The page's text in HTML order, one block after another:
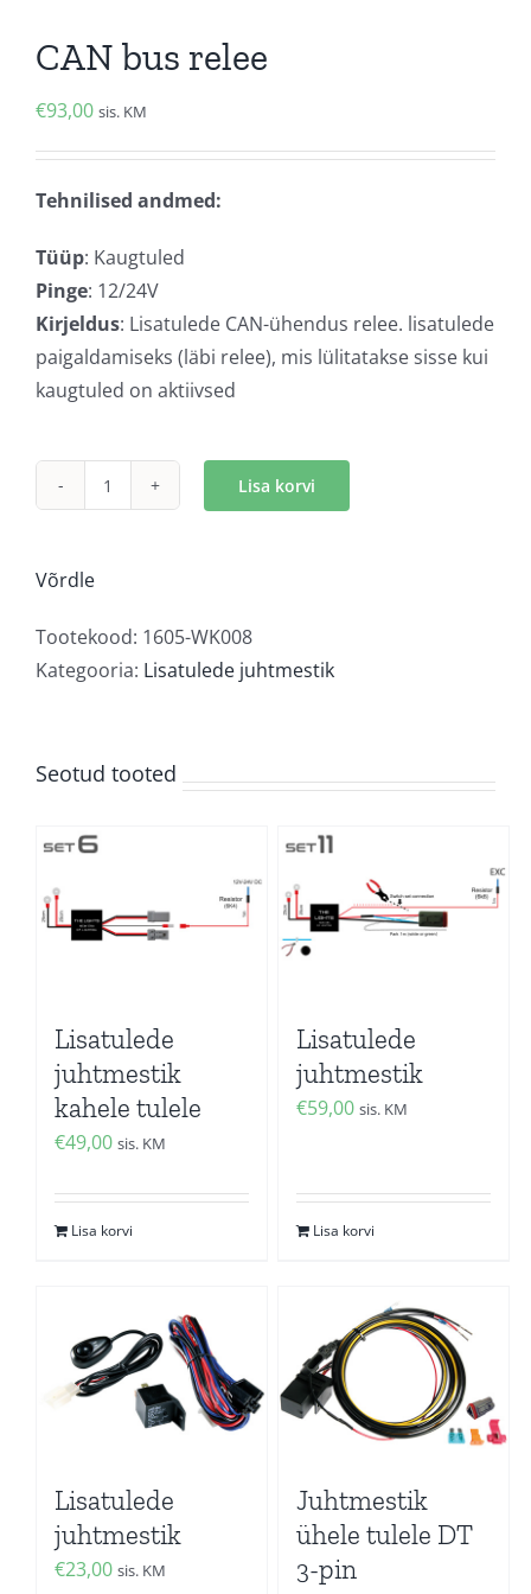
CAN bus relee
€93,00 sis. KM
Tehnilised andmed:
Tüüp: Kaugtuled
Pinge: 12/24V
Kirjeldus: Lisatulede CAN-ühendus relee. lisatulede
paigaldamiseks (läbi relee), mis lülitatakse sisse kui
kaugtuled on aktiivsed
CAN
Lisa korvi
Võrdle
Tootekood: 1605-WK008
Kategooria: Lisatulede juhtmestik
Seotud tooted
Lisatulede
juhtmestik
kahele tulele
€49,00 sis. KM
Lisa korvi
Lisatulede
juhtmestik
€59,00 sis. KM
Lisa korvi
Lisatulede
juhtmestik
€23,00 sis. KM
Juhtmestik
ühele tulele DT
3-pin